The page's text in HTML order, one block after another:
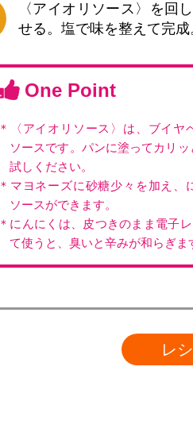
〈アイオリソース〉を回
せる。塩で味を整えて完成
One Point
＊〈アイオリソース〉は、ブイ
ソースです。パンに塗ってカリ
試しください。
＊マヨネーズに砂糖少々を加え、
ソースができます。
＊にんにくは、皮つきのまま電子
て使うと、臭いと辛みが和らぎま
レ